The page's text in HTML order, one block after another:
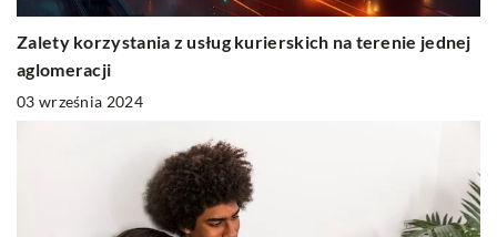
Zalety korzystania z usług kurierskich na terenie jednej
aglomeracji
03 września 2024